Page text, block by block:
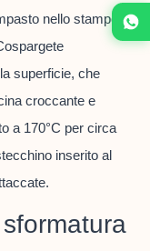
nello stampo
superficie, che
croccante e
a 170°C per circa
inserito al